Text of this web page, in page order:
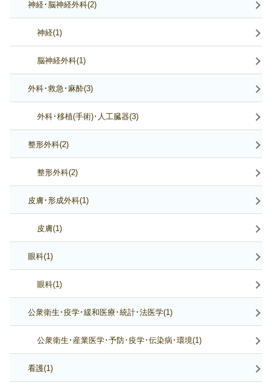
神経･脳神経外科(2)
神経(1)
脳神経外科(1)
外科･救急･麻酔(3)
外科･移植(手術)･人工臓器(3)
整形外科(2)
整形外科(2)
皮膚･形成外科(1)
皮膚(1)
眼科(1)
眼科(1)
公衆衛生･疫学･緩和医療･統計･法医学(1)
公衆衛生･産業医学･予防･疫学･伝染病･環境(1)
看護(1)